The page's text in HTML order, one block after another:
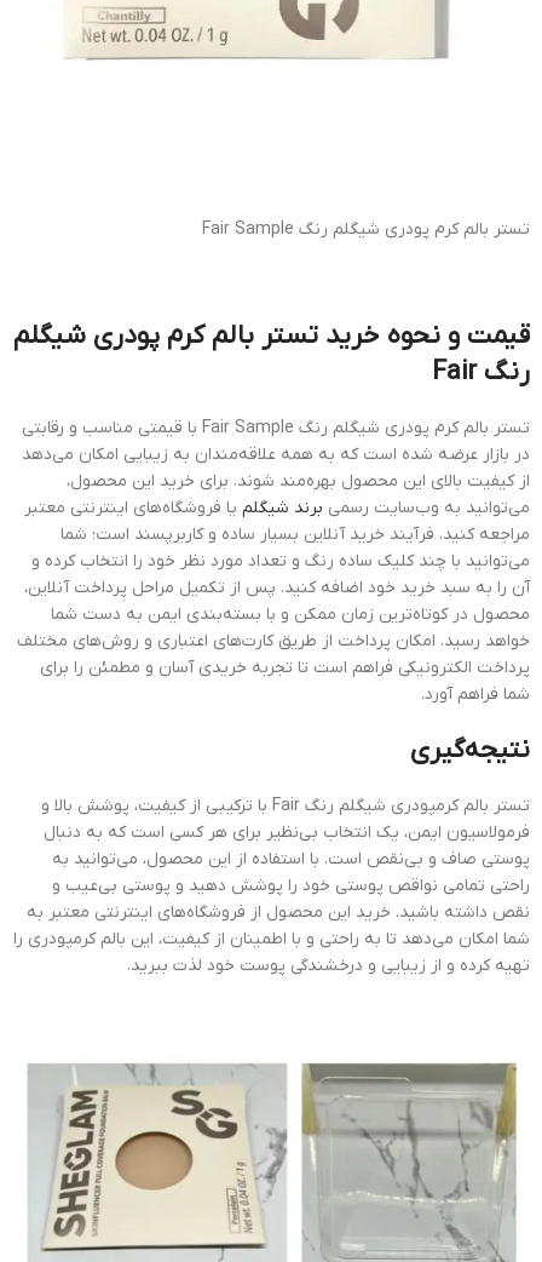
تستر بالم کرم پودری شیگلم رنگ Fair Sample
قیمت و نحوه خرید تستر بالم کرم پودری شیگلم
رنگ Fair
تستر بالم کرم پودری شیگلم رنگ Fair Sample با قیمتی مناسب و رقابتی
در بازار عرضه شده است که به همه علاقه‌مندان به زیبایی امکان می‌دهد
از کیفیت بالای این محصول بهره‌مند شوند. برای خرید این محصول،
می‌توانید به وب‌سایت رسمی برند شیگلم یا فروشگاه‌های اینترنتی معتبر
مراجعه کنید. فرآیند خرید آنلاین بسیار ساده و کاربرپسند است؛ شما
می‌توانید با چند کلیک ساده رنگ و تعداد مورد نظر خود را انتخاب کرده و
آن را به سبد خرید خود اضافه کنید. پس از تکمیل مراحل پرداخت آنلاین،
محصول در کوتاه‌ترین زمان ممکن و با بسته‌بندی ایمن به دست شما
خواهد رسید. امکان پرداخت از طریق کارت‌های اعتباری و روش‌های مختلف
پرداخت الکترونیکی فراهم است تا تجربه خریدی آسان و مطمئن را برای
شما فراهم آورد.
نتیجه‌گیری
تستر بالم کرمپودری شیگلم رنگ Fair با ترکیبی از کیفیت، پوشش بالا و
فرمولاسیون ایمن، یک انتخاب بی‌نظیر برای هر کسی است که به دنبال
پوستی صاف و بی‌نقص است. با استفاده از این محصول، می‌توانید به
راحتی تمامی نواقص پوستی خود را پوشش دهید و پوستی بی‌عیب و
نقص داشته باشید. خرید این محصول از فروشگاه‌های اینترنتی معتبر به
شما امکان می‌دهد تا به راحتی و با اطمینان از کیفیت، این بالم کرمپودری را
تهیه کرده و از زیبایی و درخشندگی پوست خود لذت ببرید.